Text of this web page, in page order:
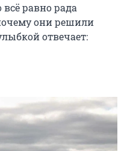
равно рада
они решили
отвечает: